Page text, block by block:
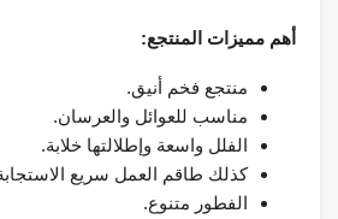
أهم مميزات المنتجع:
منتجع فخم أنيق.
مناسب للعوائل والعرسان.
الفلل واسعة وإطلالتها خلابة.
كذلك طاقم العمل سريع
الفطور متنوع.